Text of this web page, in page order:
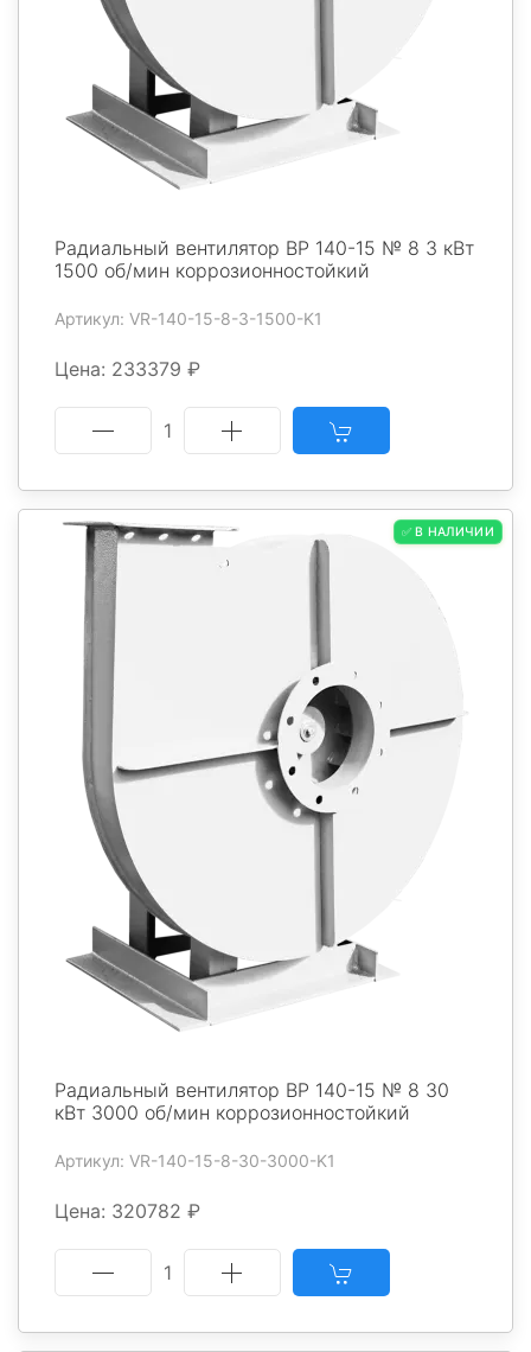
Радиальный вентилятор ВР 140-15 № 8 3 кВт
1500 об/мин коррозионностойкий
Артикул: VR-140-15-8-3-1500-K1
Цена: 233379 ₽
1
✅ В НАЛИЧИИ
Радиальный вентилятор ВР 140-15 № 8 30
кВт 3000 об/мин коррозионностойкий
Артикул: VR-140-15-8-30-3000-K1
Цена: 320782 ₽
1